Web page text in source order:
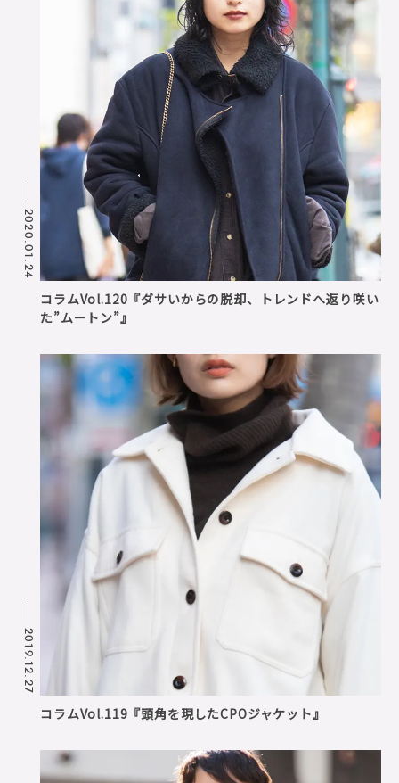
2020.01.24
コラムVol.120『ダサいからの脱却、トレンドへ返り咲い
た”ムートン”』
2019.12.27
コラムVol.119『頭角を現したCPOジャケット』